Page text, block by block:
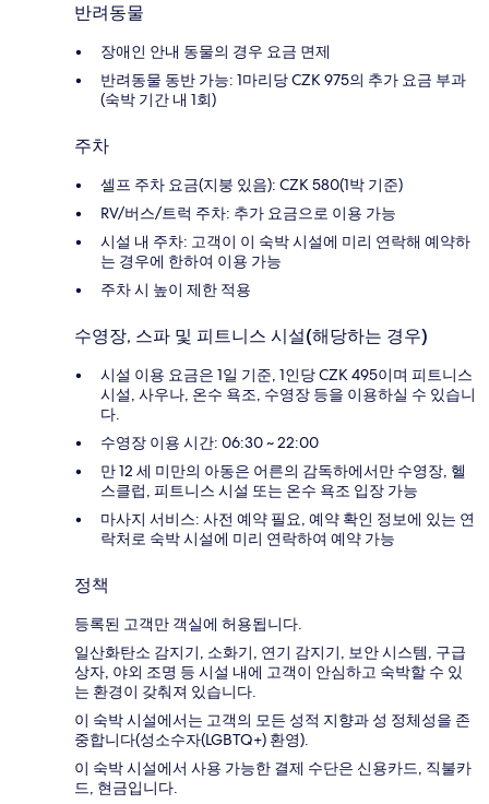
반려동물
장애인 안내 동물의 경우 요금 면제
반려동물 동반 가능: 1마리당 CZK 975의 추가 요금 부과
(숙박 기간 내 1회)
주차
셀프 주차 요금(지붕 있음): CZK 580(1박 기준)
RV/버스/트럭 주차: 추가 요금으로 이용 가능
시설 내 주차: 고객이 이 숙박 시설에 미리 연락해 예약하
는 경우에 한하여 이용 가능
주차 시 높이 제한 적용
수영장, 스파 및 피트니스 시설(해당하는 경우)
시설 이용 요금은 1일 기준, 1인당 CZK 495이며 피트니스
시설, 사우나, 온수 욕조, 수영장 등을 이용하실 수 있습니
다.
수영장 이용 시간: 06:30 ~ 22:00
만 12 세 미만의 아동은 어른의 감독하에서만 수영장, 헬
스클럽, 피트니스 시설 또는 온수 욕조 입장 가능
마사지 서비스: 사전 예약 필요, 예약 확인 정보에 있는 연
락처로 숙박 시설에 미리 연락하여 예약 가능
정책
등록된 고객만 객실에 허용됩니다.
일산화탄소 감지기, 소화기, 연기 감지기, 보안 시스템, 구급
상자, 야외 조명 등 시설 내에 고객이 안심하고 숙박할 수 있
는 환경이 갖춰져 있습니다.
이 숙박 시설에서는 고객의 모든 성적 지향과 성 정체성을 존
중합니다(성소수자(LGBTQ+) 환영).
이 숙박 시설에서 사용 가능한 결제 수단은 신용카드, 직불카
드, 현금입니다.